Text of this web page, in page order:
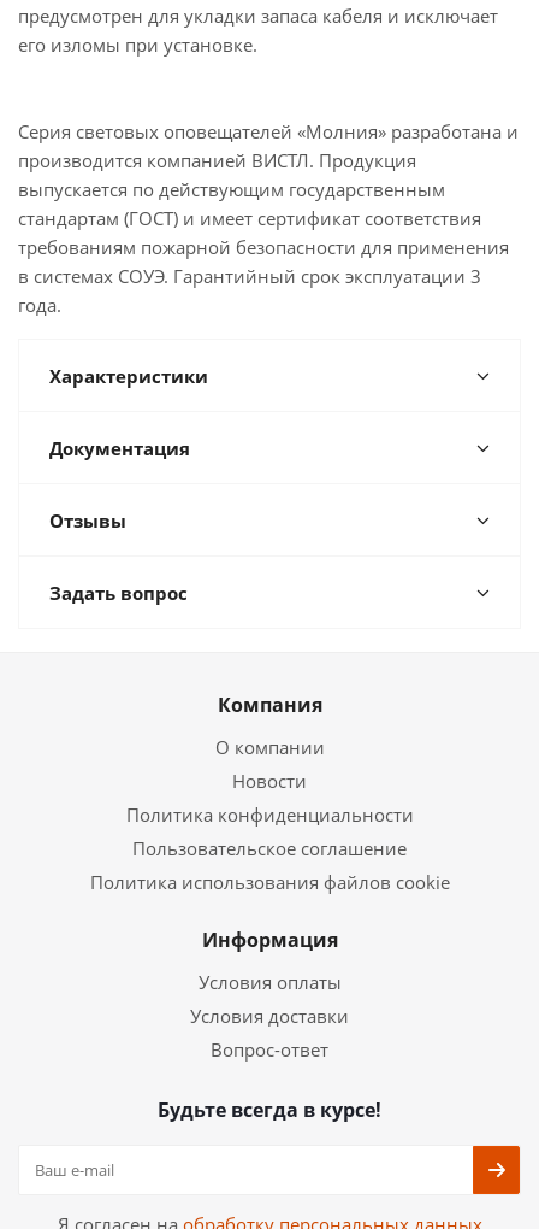
предусмотрен для укладки запаса кабеля и исключает
его изломы при установке.
Серия световых оповещателей «Молния» разработана и
производится компанией ВИСТЛ. Продукция
выпускается по действующим государственным
стандартам (ГОСТ) и имеет сертификат соответствия
требованиям пожарной безопасности для применения
в системах СОУЭ. Гарантийный срок эксплуатации 3
года.
Характеристики
Документация
Отзывы
Задать вопрос
Компания
О компании
Новости
Политика конфиденциальности
Пользовательское соглашение
Политика использования файлов cookie
Информация
Условия оплаты
Условия доставки
Вопрос-ответ
Будьте всегда в курсе!
Я согласен на обработку персональных данных